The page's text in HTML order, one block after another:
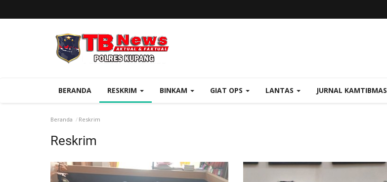
BERANDA RESKRIM BINKAM GIAT OPS LANTAS JURNAL KAMTIBMAS
Beranda Reskrim
Reskrim